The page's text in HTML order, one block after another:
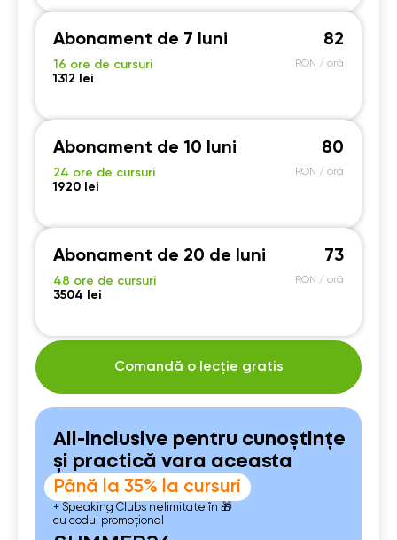
Abonament de 7 luni
16 ore de cursuri
1312 lei
82
RON / oră
Abonament de 10 luni
24 ore de cursuri
1920 lei
80
RON / oră
Abonament de 20 de luni
48 ore de cursuri
3504 lei
73
RON / oră
Comandă o lecție gratis
All-inclusive pentru cunoștințe
și practică vara aceasta
Până la 35% la cursuri
+ Speaking Clubs nelimitate în 🎁
cu codul promoțional